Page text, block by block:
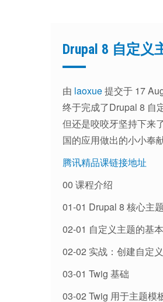
Drupal 8 自定
由 laoxue提交于 17
终于完成了Drupal 8 自
但还是咬咬牙坚持下来
国的应用做出的小小奉
腾讯精品课链接地址
00 课程介绍
01-01 Drupal 8 核心主题
02-01 自定义主题的基
02-02 实战：创建自定
03-01 Twig 基础
03-02 Twig 用于主题模